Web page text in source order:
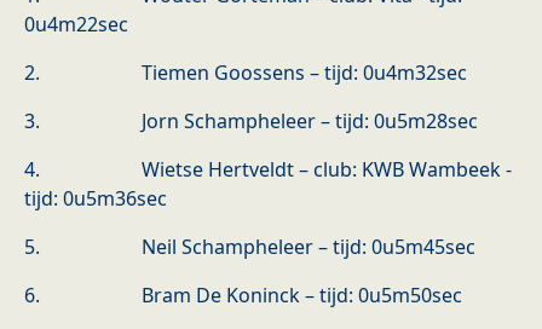
0u4m22sec
2. Tiemen Goossens – tijd: 0u4m32sec
3. Jorn Schampheleer – tijd: 0u5m28sec
4. Wietse Hertveldt – club: KWB Wambeek -
tijd: 0u5m36sec
5. Neil Schampheleer – tijd: 0u5m45sec
6. Bram De Koninck – tijd: 0u5m50sec